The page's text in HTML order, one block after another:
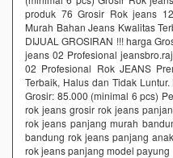
produk 76 Grosir Rok jeans
Murah Bahan Jeans Kwalitas
DIJUAL GROSIRAN !!! harga
jeans 02 Profesional
02 Profesional Rok JEANS
Terbaik, Halus dan Tidak
Grosir: 85.000 (minimal 6 pcs)
rok jeans grosir rok jeans
rok jeans panjang murah
bandung rok jeans panjang
rok jeans panjang model payung